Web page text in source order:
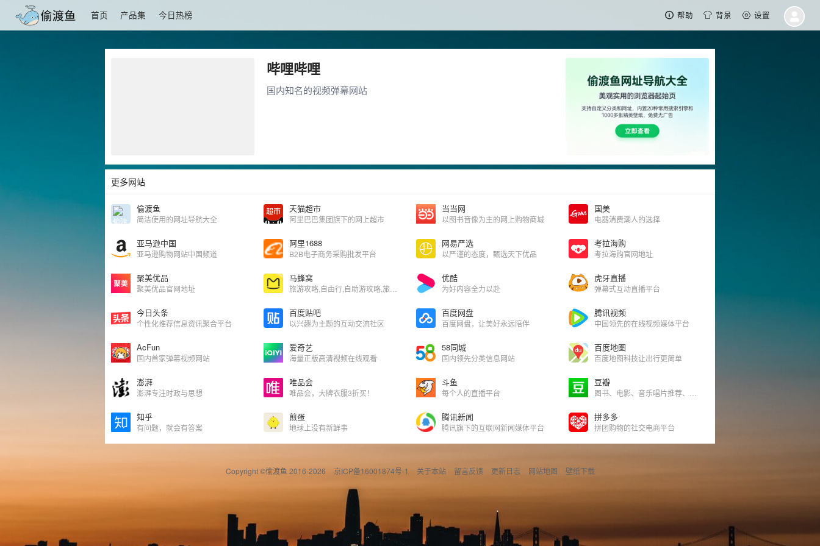
首页 产品集 今日热榜 帮助 背景 设置
哔哩哔哩
国内知名的视频弹幕网站
更多网站
偷渡鱼
简洁使用的网址导航大全
天猫超市
阿里巴巴集团旗下的网上超市
当当网
以图书音像为主的网上购物商城
国美
电器消费潮人的选择
亚马逊中国
亚马逊购物网站中国频道
阿里1688
B2B电子商务采购批发平台
网易严选
以严谨的态度，甄选天下优品
考拉海购
考拉海购官网地址
聚美优品
聚美优品官网地址
马蜂窝 优酷
为好内容全力以赴
虎牙直播
弹幕式互动直播平台
今日头条
个性化推荐信息资讯聚合平台
百度贴吧
以兴趣为主题的互动交流社区
百度网盘
百度网盘，让美好永远陪伴
腾讯视频
中国领先的在线视频媒体平台
AcFun
国内首家弹幕视频网站
爱奇艺
海量正版高清视频在线观看
58同城
国内领先分类信息网站
百度地图
百度地图科技让出行更简单
澎湃
澎湃专注时政与思想
唯品会
唯品会，大牌衣服3折买！
斗鱼
每个人的直播平台
豆瓣
知乎
有问题，就会有答案
煎蛋
地球上没有新鲜事
腾讯新闻
腾讯旗下的互联网新闻媒体平台
拼多多
拼团购物的社交电商平台
Copyright ©偷渡鱼 2016-2026 京ICP备16001874号-1 关于本站 留言反馈 更新日志 网站地图 壁纸下载